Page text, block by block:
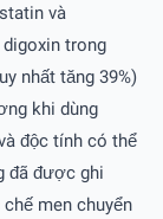
và
trong
nhất tăng 39%)
khi dùng
độc tính có thể
đã được ghi
men chuyển